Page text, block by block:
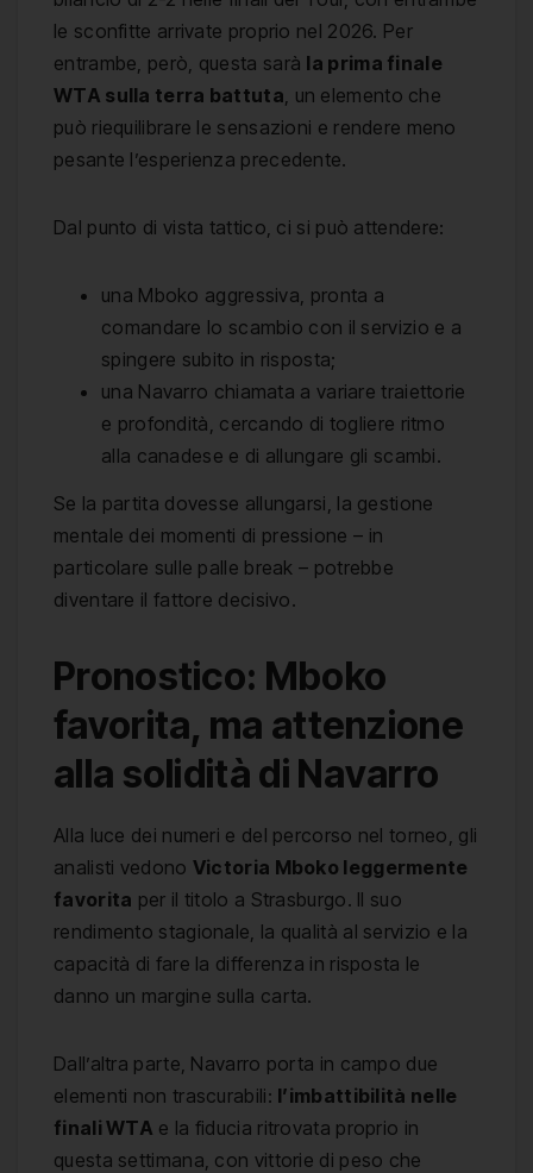
le sconfitte arrivate proprio nel 2026. Per
entrambe, però, questa sarà la prima finale
WTA sulla terra battuta, un elemento che
può riequilibrare le sensazioni e rendere meno
pesante l’esperienza precedente.
Dal punto di vista tattico, ci si può attendere:
una Mboko aggressiva, pronta a
comandare lo scambio con il servizio e a
spingere subito in risposta;
una Navarro chiamata a variare traiettorie
e profondità, cercando di togliere ritmo
alla canadese e di allungare gli scambi.
Se la partita dovesse allungarsi, la gestione
mentale dei momenti di pressione – in
particolare sulle palle break – potrebbe
diventare il fattore decisivo.
Pronostico: Mboko
favorita, ma attenzione
alla solidità di Navarro
Alla luce dei numeri e del percorso nel torneo, gli
analisti vedono Victoria Mboko leggermente
favorita per il titolo a Strasburgo. Il suo
rendimento stagionale, la qualità al servizio e la
capacità di fare la differenza in risposta le
danno un margine sulla carta.
Dall’altra parte, Navarro porta in campo due
elementi non trascurabili: l’imbattibilità nelle
finali WTA e la fiducia ritrovata proprio in
questa settimana, con vittorie di peso che